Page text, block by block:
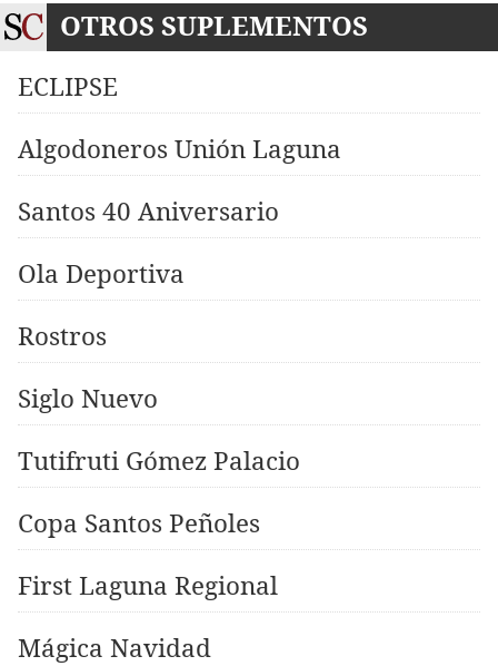
OTROS SUPLEMENTOS
ECLIPSE
Algodoneros Unión Laguna
Santos 40 Aniversario
Ola Deportiva
Rostros
Siglo Nuevo
Tutifruti Gómez Palacio
Copa Santos Peñoles
First Laguna Regional
Mágica Navidad